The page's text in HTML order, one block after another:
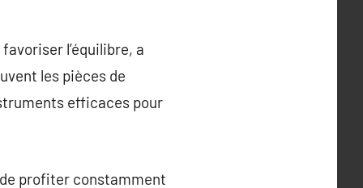
l’équilibre, a
les pièces de
efficaces pour
profiter constamment